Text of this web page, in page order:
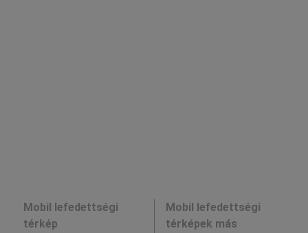
Mobil lefedettségi
térkép
Mobil lefedettségi
térképek más